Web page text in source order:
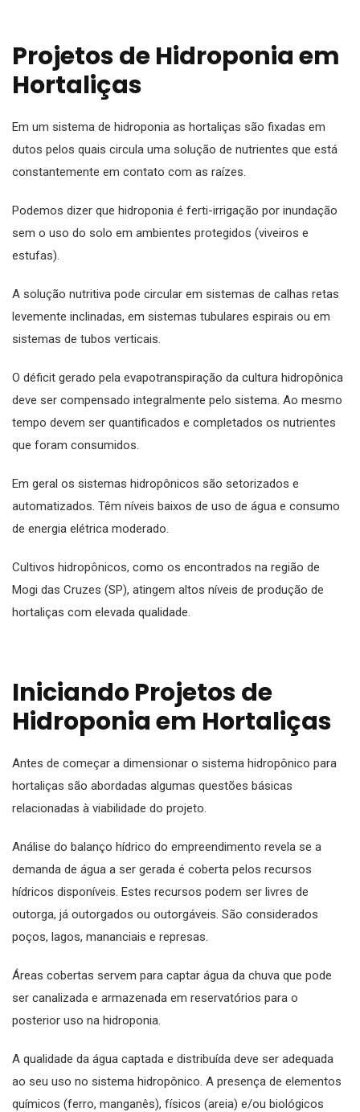
Projetos de Hidroponia em
Hortaliças
Em um sistema de hidroponia as hortaliças são fixadas em
dutos pelos quais circula uma solução de nutrientes que está
constantemente em contato com as raízes.
Podemos dizer que hidroponia é ferti-irrigação por inundação
sem o uso do solo em ambientes protegidos (viveiros e
estufas).
A solução nutritiva pode circular em sistemas de calhas retas
levemente inclinadas, em sistemas tubulares espirais ou em
sistemas de tubos verticais.
O déficit gerado pela evapotranspiração da cultura hidropônica
deve ser compensado integralmente pelo sistema. Ao mesmo
tempo devem ser quantificados e completados os nutrientes
que foram consumidos.
Em geral os sistemas hidropônicos são setorizados e
automatizados. Têm níveis baixos de uso de água e consumo
de energia elétrica moderado.
Cultivos hidropônicos, como os encontrados na região de
Mogi das Cruzes (SP), atingem altos níveis de produção de
hortaliças com elevada qualidade.
Iniciando Projetos de
Hidroponia em Hortaliças
Antes de começar a dimensionar o sistema hidropônico para
hortaliças são abordadas algumas questões básicas
relacionadas à viabilidade do projeto.
Análise do balanço hídrico do empreendimento revela se a
demanda de água a ser gerada é coberta pelos recursos
hídricos disponíveis. Estes recursos podem ser livres de
outorga, já outorgados ou outorgáveis. São considerados
poços, lagos, mananciais e represas.
Áreas cobertas servem para captar água da chuva que pode
ser canalizada e armazenada em reservatórios para o
posterior uso na hidroponia.
A qualidade da água captada e distribuída deve ser adequada
ao seu uso no sistema hidropônico. A presença de elementos
químicos (ferro, manganês), físicos (areia) e/ou biológicos